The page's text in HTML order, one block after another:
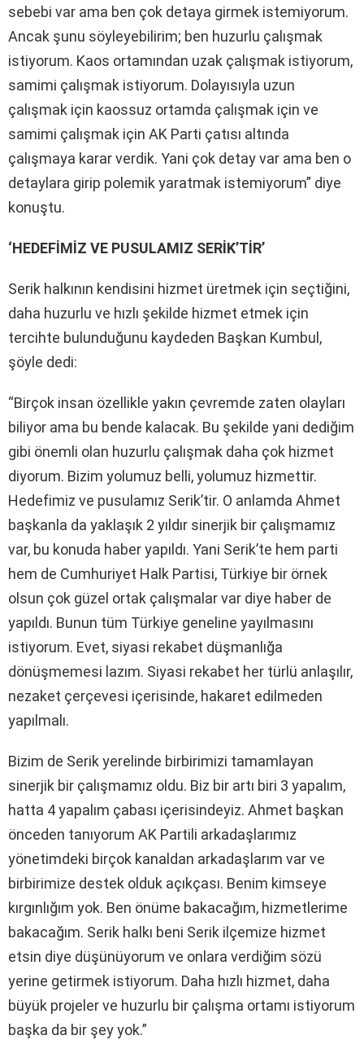
sebebi var ama ben çok detaya girmek istemiyorum.
Ancak şunu söyleyebilirim; ben huzurlu çalışmak
istiyorum. Kaos ortamından uzak çalışmak istiyorum,
samimi çalışmak istiyorum. Dolayısıyla uzun
çalışmak için kaossuz ortamda çalışmak için ve
samimi çalışmak için AK Parti çatısı altında
çalışmaya karar verdik. Yani çok detay var ama ben o
detaylara girip polemik yaratmak istemiyorum” diye
konuştu.
‘HEDEFİMİZ VE PUSULAMIZ SERİK’TİR’
Serik halkının kendisini hizmet üretmek için seçtiğini,
daha huzurlu ve hızlı şekilde hizmet etmek için
tercihte bulunduğunu kaydeden Başkan Kumbul,
şöyle dedi:
“Birçok insan özellikle yakın çevremde zaten olayları
biliyor ama bu bende kalacak. Bu şekilde yani dediğim
gibi önemli olan huzurlu çalışmak daha çok hizmet
diyorum. Bizim yolumuz belli, yolumuz hizmettir.
Hedefimiz ve pusulamız Serik’tir. O anlamda Ahmet
başkanla da yaklaşık 2 yıldır sinerjik bir çalışmamız
var, bu konuda haber yapıldı. Yani Serik’te hem parti
hem de Cumhuriyet Halk Partisi, Türkiye bir örnek
olsun çok güzel ortak çalışmalar var diye haber de
yapıldı. Bunun tüm Türkiye geneline yayılmasını
istiyorum. Evet, siyasi rekabet düşmanlığa
dönüşmemesi lazım. Siyasi rekabet her türlü anlaşılır,
nezaket çerçevesi içerisinde, hakaret edilmeden
yapılmalı.
Bizim de Serik yerelinde birbirimizi tamamlayan
sinerjik bir çalışmamız oldu. Biz bir artı biri 3 yapalım,
hatta 4 yapalım çabası içerisindeyiz. Ahmet başkan
önceden tanıyorum AK Partili arkadaşlarımız
yönetimdeki birçok kanaldan arkadaşlarım var ve
birbirimize destek olduk açıkçası. Benim kimseye
kırgınlığım yok. Ben önüme bakacağım, hizmetlerime
bakacağım. Serik halkı beni Serik ilçemize hizmet
etsin diye düşünüyorum ve onlara verdiğim sözü
yerine getirmek istiyorum. Daha hızlı hizmet, daha
büyük projeler ve huzurlu bir çalışma ortamı istiyorum
başka da bir şey yok.”